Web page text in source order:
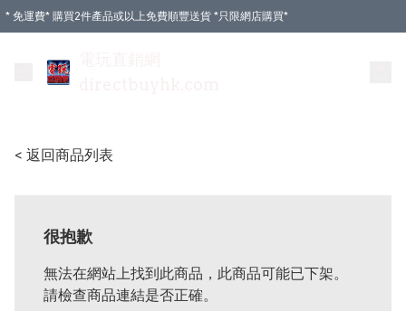
* 免運費* 購買2件產品或以上免費順豐送貨 *只限網店購買*
< 返回商品列表
很抱歉
無法在網站上找到此商品，此商品可能已下架。
請檢查商品連結是否正確。